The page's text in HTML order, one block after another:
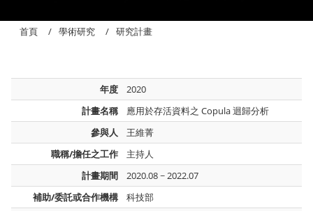
首頁 學術研究 研究計畫
年度
2020
計畫名稱
應用於存活資料之 Copula 迴歸分析
參與人
王維菁
職稱/擔任之工作
主持人
計畫期間
2020.08 ~ 2022.07
補助/委託或合作機構
科技部